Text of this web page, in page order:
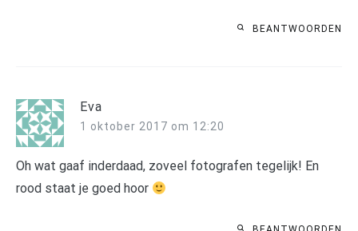
BEANTWOORDEN
Eva
1 oktober 2017 om 12:20
Oh wat gaaf inderdaad, zoveel fotografen tegelijk! En
rood staat je goed hoor